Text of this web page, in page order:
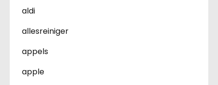
aldi
allesreiniger
appels
apple